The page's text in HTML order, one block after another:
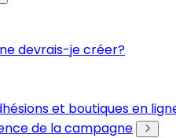
devrais-je créer?
et boutiques en
de la campagne